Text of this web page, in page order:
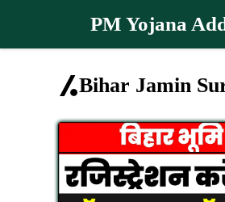
content
PM Yojana
Bihar Jamin